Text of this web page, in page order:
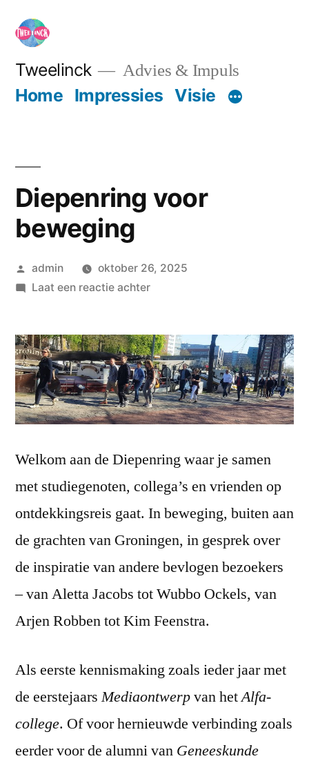
naar
inhoud
Tweelinck Advies & Impuls
Home Impressies Visie
Diepenring voor
beweging
Geplaatst
door
admin
oktober 26, 2025
Laat een reactie achterop
beweging
Welkom aan de Diepenring waar je samen
met studiegenoten, collega’s en vrienden op
ontdekkingsreis gaat. In beweging, buiten aan
de grachten van Groningen, in gesprek over
de inspiratie van andere bevlogen bezoekers
– van Aletta Jacobs tot Wubbo Ockels, van
Arjen Robben tot Kim Feenstra.
Als eerste kennismaking zoals ieder jaar met
de eerstejaarsMediaontwerpvan hetAlfa-
college. Of voor hernieuwde verbinding zoals
eerder voor de alumni van Geneeskunde